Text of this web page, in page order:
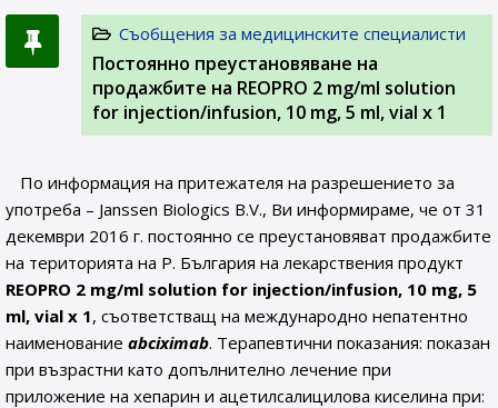
Съобщения за медицинските специалисти
Постоянно преустановяване на
продажбите на REOPRO 2 mg/ml solution
for injection/infusion, 10 mg, 5 ml, vial x 1
По информация на притежателя на разрешението за
употреба – Janssen Biologics B.V., Ви информираме, че от 31
декември 2016 г. постоянно се преустановяват продажбите
на територията на Р. България на лекарствения продукт
REOPRO 2 mg/ml solution for injection/infusion, 10 mg, 5
ml, vial x 1, съответстващ на международно непатентно
наименование abciximab. Терапевтични показания: показан
при възрастни като допълнително лечение при
приложение на хепарин и ацетилсалицилова киселина при: